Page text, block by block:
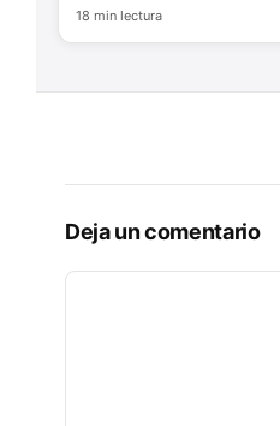
18 min lectura
Deja un comentario
COMENTARIO